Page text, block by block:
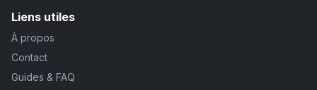
Liens utiles
À propos
Contact
Guides & FAQ